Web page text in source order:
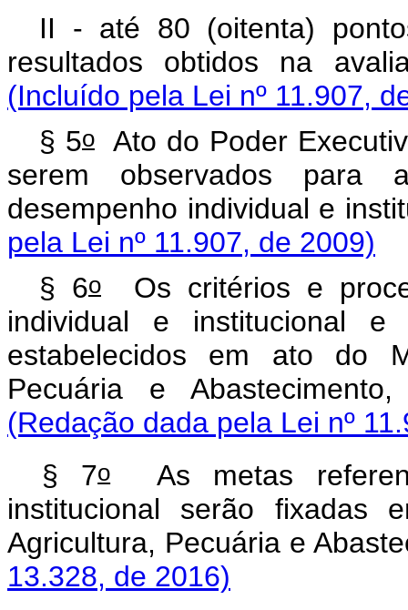
II - até 80 (oitenta)
resultados obtidos na
(Incluído pela Lei nº 11.907,
§ 5o Ato do Poder
serem observados para
desempenho individual e
pela Lei nº 11.907, de 2009)
§ 6o Os critérios e
individual e institucional
estabelecidos em ato do
Pecuária e
(Redação dada pela Lei nº
§ 7oAs metas
institucional serão
Agricultura, Pecuária e
13.328, de 2016)